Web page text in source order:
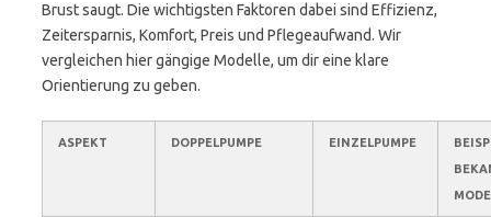
Brust saugt. Die wichtigsten Faktoren dabei sind Effizienz,
Zeitersparnis, Komfort, Preis und Pflegeaufwand. Wir
vergleichen hier gängige Modelle, um dir eine klare
Orientierung zu geben.
ASPEKT DOPPELPUMPE EINZELPUMPE